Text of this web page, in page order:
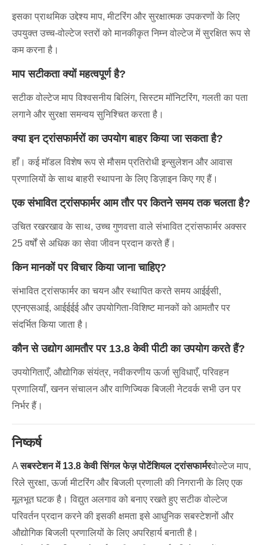
इसका प्राथमिक उद्देश्य माप, मीटरिंग और सुरक्षात्मक उपकरणों के लिए
उपयुक्त उच्च-वोल्टेज स्तरों को मानकीकृत निम्न वोल्टेज में सुरक्षित रूप से
कम करना है।
माप सटीकता क्यों महत्वपूर्ण है?
सटीक वोल्टेज माप विश्वसनीय बिलिंग, सिस्टम मॉनिटरिंग, गलती का पता
लगाने और सुरक्षा समन्वय सुनिश्चित करता है।
क्या इन ट्रांसफार्मरों का उपयोग बाहर किया जा सकता है?
हाँ। कई मॉडल विशेष रूप से मौसम प्रतिरोधी इन्सुलेशन और आवास
प्रणालियों के साथ बाहरी स्थापना के लिए डिज़ाइन किए गए हैं।
एक संभावित ट्रांसफार्मर आम तौर पर कितने समय तक चलता है?
उचित रखरखाव के साथ, उच्च गुणवत्ता वाले संभावित ट्रांसफार्मर अक्सर
25 वर्षों से अधिक का सेवा जीवन प्रदान करते हैं।
किन मानकों पर विचार किया जाना चाहिए?
संभावित ट्रांसफार्मर का चयन और स्थापित करते समय आईईसी,
एएनएसआई, आईईईई और उपयोगिता-विशिष्ट मानकों को आमतौर पर
संदर्भित किया जाता है।
कौन से उद्योग आमतौर पर 13.8 केवी पीटी का उपयोग करते हैं?
उपयोगिताएँ, औद्योगिक संयंत्र, नवीकरणीय ऊर्जा सुविधाएँ, परिवहन
प्रणालियाँ, खनन संचालन और वाणिज्यिक बिजली नेटवर्क सभी उन पर
निर्भर हैं।
निष्कर्ष
Aसबस्टेशन में 13.8 केवी सिंगल फेज़ पोटेंशियल ट्रांसफार्मरवोल्टेज माप,
रिले सुरक्षा, ऊर्जा मीटरिंग और बिजली प्रणाली की निगरानी के लिए एक
मूलभूत घटक है। विद्युत अलगाव को बनाए रखते हुए सटीक वोल्टेज
परिवर्तन प्रदान करने की इसकी क्षमता इसे आधुनिक सबस्टेशनों और
औद्योगिक बिजली प्रणालियों के लिए अपरिहार्य बनाती है।